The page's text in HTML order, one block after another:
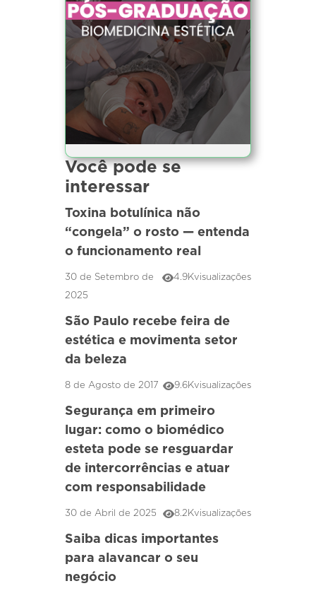
Você pode se
interessar
Toxina botulínica não
“congela” o rosto — entenda
o funcionamento real
30 de Setembro de
2025
4.9Kvisualizações
São Paulo recebe feira de
estética e movimenta setor
da beleza
8 de Agosto de 2017 9.6Kvisualizações
Segurança em primeiro
lugar: como o biomédico
esteta pode se resguardar
de intercorrências e atuar
com responsabilidade
30 de Abril de 2025 8.2Kvisualizações
Saiba dicas importantes
para alavancar o seu
negócio